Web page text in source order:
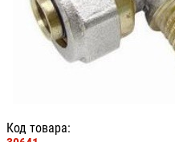
Код товара: